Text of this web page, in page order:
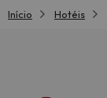
Início Hotéis